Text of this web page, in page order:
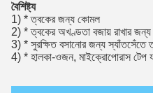
বৈশিষ্ট্য
1) * ত্বকের জন্য কোমল
2) * ত্বকের অখণ্ডতা বজায় রাখার
3) * সুরক্ষিত বসানোর জন্য স্যাঁতসেঁতে
4) * হালকা-ওজন, মাইক্রোপোরাস টেপ